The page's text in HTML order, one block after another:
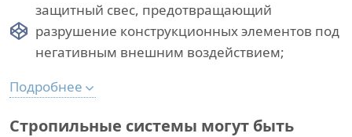
защитный свес, предотвращающий
разрушение конструкционных элементов под
негативным внешним воздействием;
Подробнее
Стропильные системы могут быть